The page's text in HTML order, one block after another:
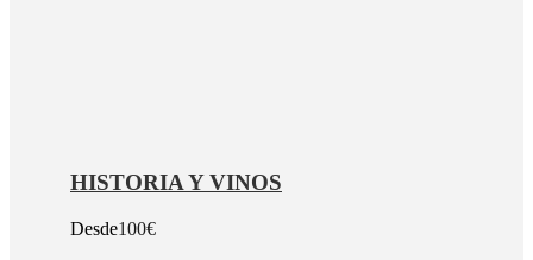
HISTORIA Y VINOS
Desde100€